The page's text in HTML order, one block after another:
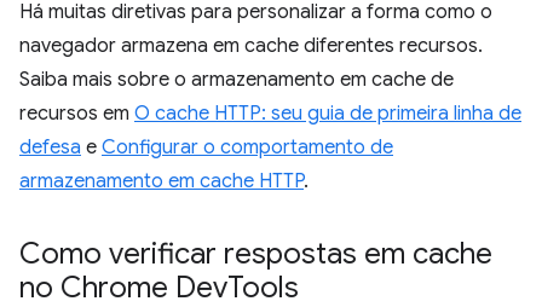
Há muitas diretivas para personalizar a forma como o
navegador armazena em cache diferentes recursos.
Saiba mais sobre o armazenamento em cache de
recursos em O cache HTTP: seu guia de primeira linha de
defesa e Configurar o comportamento de
armazenamento em cache HTTP.
Como verificar respostas em cache
no Chrome DevTools